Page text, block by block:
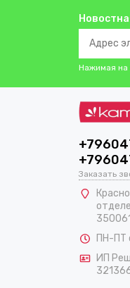
Нажимая на
Заказать
ПН-ПТ
ИП